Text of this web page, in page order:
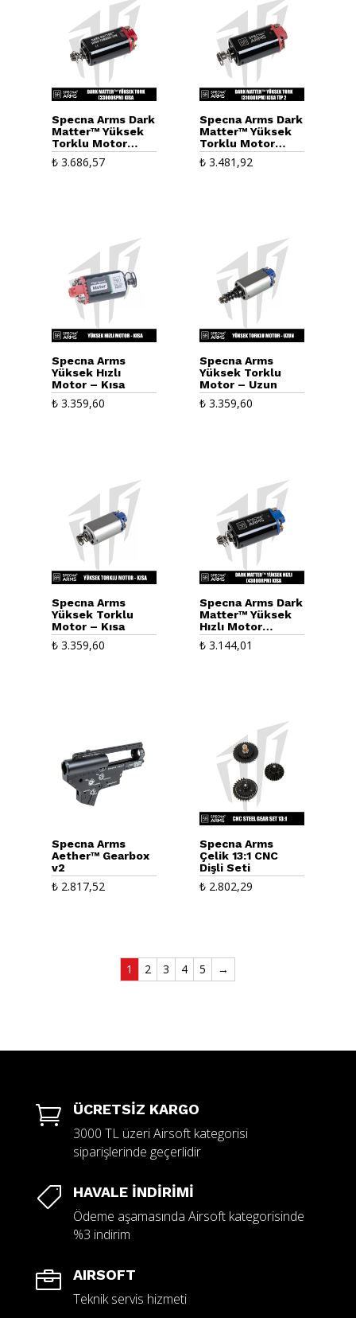
Specna Arms Dark
Matter™ Yüksek
Torklu Motor
(33000RPM) Kısa
₺3.686,57
Specna Arms Dark
Matter™ Yüksek
Torklu Motor
(31000RPM) Kısa
Tip 2
₺ 3.481,92
Specna Arms
Yüksek Hızlı
Motor – Kısa
₺3.359,60
Specna Arms
Yüksek Torklu
Motor – Uzun
₺ 3.359,60
Specna Arms
Yüksek Torklu
Motor – Kısa
₺3.359,60
Specna Arms Dark
Matter™ Yüksek
Hızlı Motor
(43000RPM) Kısa
₺ 3.144,01
Specna Arms
Aether™ Gearbox
v2
₺2.817,52
Specna Arms
Çelik 13:1 CNC
Dişli Seti
₺ 2.802,29
1 2 3 4 5 →
 ÜCRETSİZ KARGO
3000 TL üzeri Airsoft kategorisi
siparişlerinde geçerlidir
 HAVALE İNDİRİMİ
Ödeme aşamasında Airsoft kategorisinde
%3 indirim
 AIRSOFT
Teknik servis hizmeti